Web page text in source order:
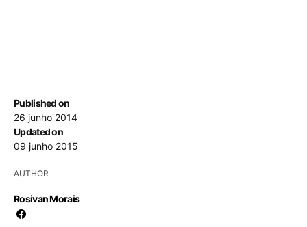
Published on
26 junho 2014
Updated on
09 junho 2015
AUTHOR
Rosivan Morais